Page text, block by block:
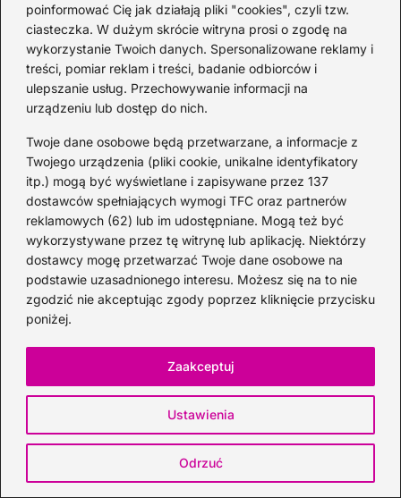
poinformować Cię jak działają pliki "cookies", czyli tzw.
ciasteczka. W dużym skrócie witryna prosi o zgodę na
wykorzystanie Twoich danych. Spersonalizowane reklamy i
treści, pomiar reklam i treści, badanie odbiorców i
ulepszanie usług. Przechowywanie informacji na
urządzeniu lub dostęp do nich.
Twoje dane osobowe będą przetwarzane, a informacje z
Twojego urządzenia (pliki cookie, unikalne identyfikatory
itp.) mogą być wyświetlane i zapisywane przez 137
dostawców spełniających wymogi TFC oraz partnerów
reklamowych (62) lub im udostępniane. Mogą też być
wykorzystywane przez tę witrynę lub aplikację. Niektórzy
dostawcy mogę przetwarzać Twoje dane osobowe na
podstawie uzasadnionego interesu. Możesz się na to nie
zgodzić nie akceptując zgody poprzez kliknięcie przycisku
poniżej.
Ustawienia
Odrzuć
Zaakceptuj
Kawior molekularny w modnym drinku:
który koktajl go wykorzystuje?
2026-07-30